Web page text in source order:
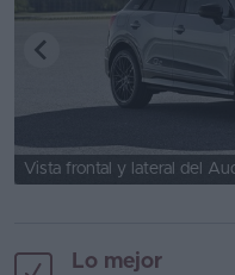
Lo mejor